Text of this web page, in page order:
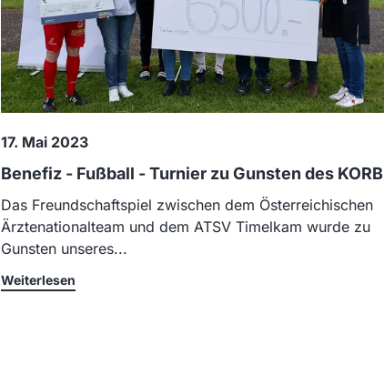
17. Mai 2023
Benefiz - Fußball - Turnier zu Gunsten des KORB
Das Freundschaftspiel zwischen dem Österreichischen
Ärztenationalteam und dem ATSV Timelkam wurde zu
Gunsten unseres...
Weiterlesen